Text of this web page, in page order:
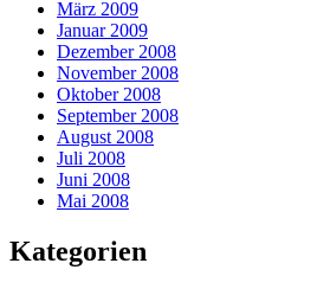
März 2009
Januar 2009
Dezember 2008
November 2008
Oktober 2008
September 2008
August 2008
Juli 2008
Juni 2008
Mai 2008
Kategorien